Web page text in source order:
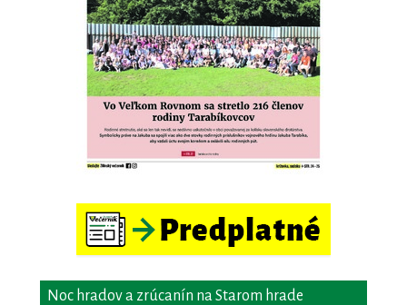
Noc hradov a zrúcanín na Starom hrade